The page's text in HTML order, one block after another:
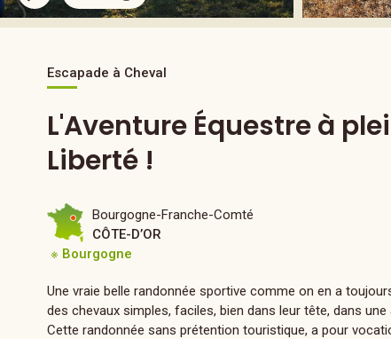
Escapade à Cheval
L'Aventure Équestre à
Liberté !
Bourgogne-Franche-Comté
CÔTE-D’OR
※ Bourgogne
Une vraie belle randonnée sportive comme on en a
des chevaux simples, faciles, bien dans leur tête, dans
Cette randonnée sans prétention touristique, a pour